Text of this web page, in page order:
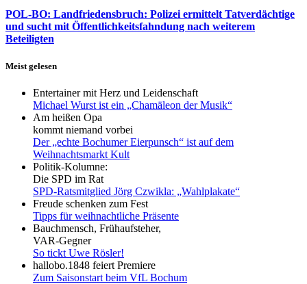
POL-BO: Landfriedensbruch: Polizei ermittelt Tatverdächtige
und sucht mit Öffentlichkeitsfahndung nach weiterem
Beteiligten
Meist gelesen
Entertainer mit Herz und Leidenschaft
Michael Wurst ist ein „Chamäleon der Musik“
Am heißen Opa
kommt niemand vorbei
Der „echte Bochumer Eierpunsch“ ist auf dem
Weihnachtsmarkt Kult
Politik-Kolumne:
Die SPD im Rat
SPD-Ratsmitglied Jörg Czwikla: „Wahlplakate“
Freude schenken zum Fest
Tipps für weihnachtliche Präsente
Bauchmensch, Frühaufsteher,
VAR-Gegner
So tickt Uwe Rösler!
hallobo.1848 feiert Premiere
Zum Saisonstart beim VfL Bochum